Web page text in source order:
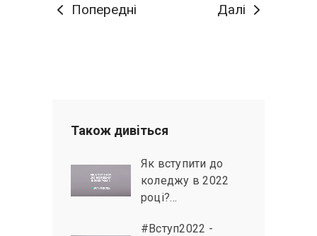
Попередні Далі
Також дивiться
Як вступити до
коледжу в 2022
році?…
#Вступ2022 -